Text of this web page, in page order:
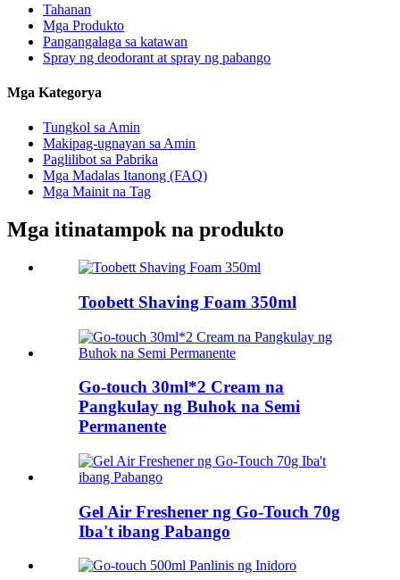
Tahanan
Mga Produkto
Pangangalaga sa katawan
Spray ng deodorant at spray ng pabango
Mga Kategorya
Tungkol sa Amin
Makipag-ugnayan sa Amin
Paglilibot sa Pabrika
Mga Madalas Itanong (FAQ)
Mga Mainit na Tag
Mga itinatampok na produkto
Toobett Shaving Foam 350ml
Go-touch 30ml*2 Cream na
Pangkulay ng Buhok na Semi
Permanente
Gel Air Freshener ng Go-Touch 70g
Iba't ibang Pabango